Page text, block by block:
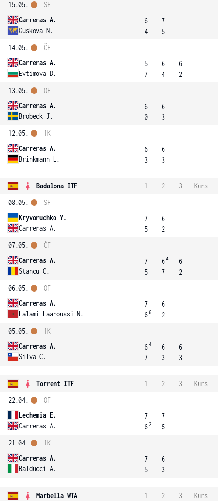
15.05.
Carreras A.
Guskova N.
SF
6
4
7
5
14.05.
Carreras A.
Evtimova D.
ČF
5
7
6
4
6
2
13.05.
Carreras A.
Brobeck J.
OF
6
0
6
3
12.05.
Carreras A.
Brinkmann L.
1K
6
3
6
3
Badalona ITF 1 2 3
Kurs
08.05.
Kryvoruchko Y.
Carreras A.
SF
7
5
6
2
07.05.
Carreras A.
Stancu C.
ČF
7
5
64
7
6
2
06.05.
Carreras A.
Lalami Laaroussi N.
OF
7
66
6
2
05.05.
Carreras A.
Silva C.
1K
64
7
6
3
6
3
Torrent ITF 1 2 3
Kurs
22.04.
Lechemia E.
Carreras A.
OF
7
62
7
5
21.04.
Carreras A.
Balducci A.
1K
7
5
6
3
Marbella WTA 1 2 3 Kurs